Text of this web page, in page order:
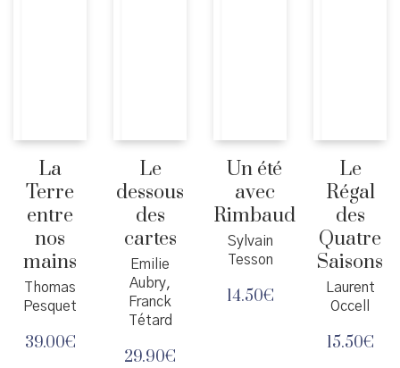
La
Terre
entre
nos
mains
Thomas
Pesquet
39.00€
Le
dessous
des
cartes
Emilie
Aubry,
Franck
Tétard
29.90€
Un été
avec
Rimbaud
Sylvain
Tesson
14.50€
Le
Régal
des
Quatre
Saisons
Laurent
Occell
15.50€